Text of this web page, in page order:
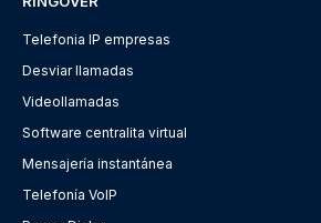
Telefonia IP empresas
Desviar llamadas
Videollamadas
Software centralita virtual
Mensajería instantánea
Telefonía VoIP